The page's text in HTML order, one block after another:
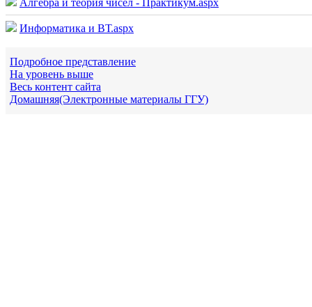
Алгебра и теория чисел - Практикум.aspx
Информатика и ВТ.aspx
Подробное представление
На уровень выше
Весь контент сайта
Домашняя(Электронные материалы ГГУ)